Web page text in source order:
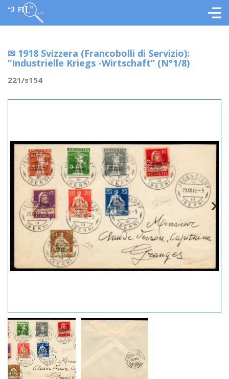
✉ 1918 Svizzera (Francobolli di Servizio):
“Industrielle Kriegs -Wirtschaft” (N°1/8)
221/s154